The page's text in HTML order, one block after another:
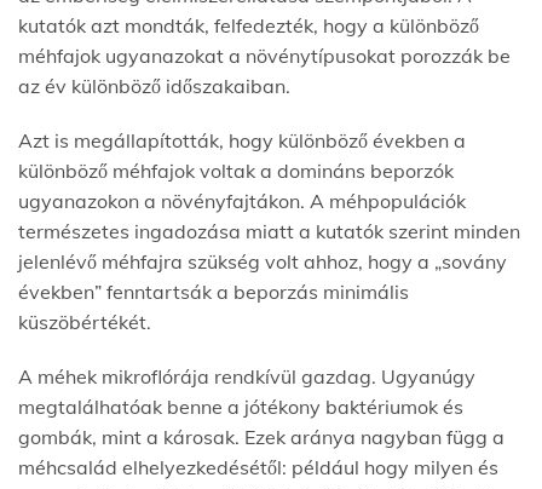
kutatók azt mondták, felfedezték, hogy a különböző
méhfajok ugyanazokat a növénytípusokat porozzák be
az év különböző időszakaiban.
Azt is megállapították, hogy különböző években a
különböző méhfajok voltak a domináns beporzók
ugyanazokon a növényfajtákon. A méhpopulációk
természetes ingadozása miatt a kutatók szerint minden
jelenlévő méhfajra szükség volt ahhoz, hogy a „sovány
években” fenntartsák a beporzás minimális
küszöbértékét.
A méhek mikroflórája rendkívül gazdag. Ugyanúgy
megtalálhatóak benne a jótékony baktériumok és
gombák, mint a károsak. Ezek aránya nagyban függ a
méhcsalád elhelyezkedésétől: például hogy milyen és